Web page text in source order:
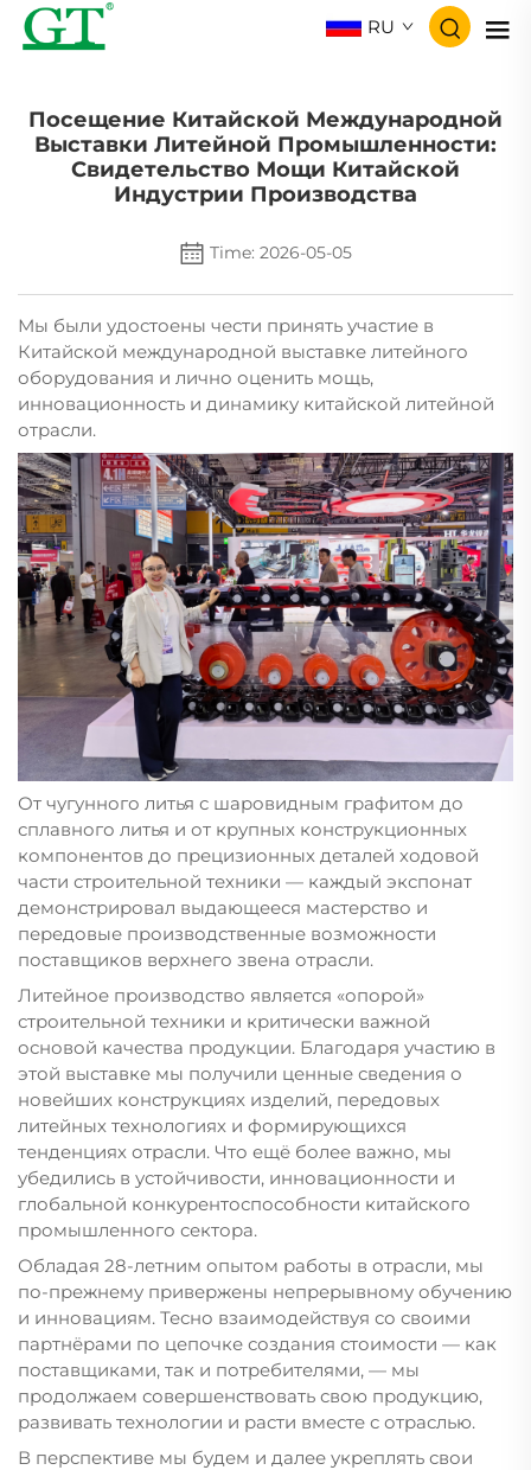
RU
Посещение Китайской Международной
Выставки Литейной Промышленности:
Свидетельство Мощи Китайской
Индустрии Производства
Time: 2026-05-05
Мы были удостоены чести принять участие в
Китайской международной выставке литейного
оборудования и лично оценить мощь,
инновационность и динамику китайской литейной
отрасли.
От чугунного литья с шаровидным графитом до
сплавного литья и от крупных конструкционных
компонентов до прецизионных деталей ходовой
части строительной техники — каждый экспонат
демонстрировал выдающееся мастерство и
передовые производственные возможности
поставщиков верхнего звена отрасли.
Литейное производство является «опорой»
строительной техники и критически важной
основой качества продукции. Благодаря участию в
этой выставке мы получили ценные сведения о
новейших конструкциях изделий, передовых
литейных технологиях и формирующихся
тенденциях отрасли. Что ещё более важно, мы
убедились в устойчивости, инновационности и
глобальной конкурентоспособности китайского
промышленного сектора.
Обладая 28-летним опытом работы в отрасли, мы
по-прежнему привержены непрерывному обучению
и инновациям. Тесно взаимодействуя со своими
партнёрами по цепочке создания стоимости — как
поставщиками, так и потребителями, — мы
продолжаем совершенствовать свою продукцию,
развивать технологии и расти вместе с отраслью.
В перспективе мы будем и далее укреплять свои